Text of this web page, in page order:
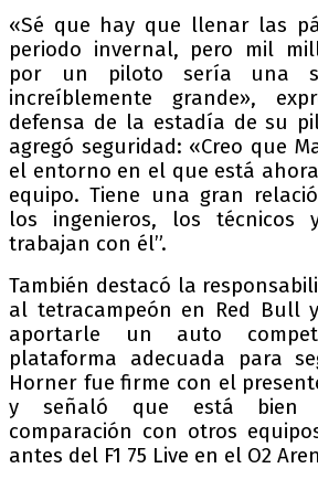
«Sé que hay que llenar las
periodo invernal, pero mil
por un piloto sería una
increíblemente grande»,
defensa de la estadía de su
agregó seguridad: «Creo que
el entorno en el que está
equipo. Tiene una gran
los ingenieros, los técnicos
trabajan con él”.
También destacó la
al tetracampeón en Red Bull
aportarle un auto
plataforma adecuada para
Horner fue firme con el
y señaló que está bien
comparación con otros
antes del F1 75 Live en el O2